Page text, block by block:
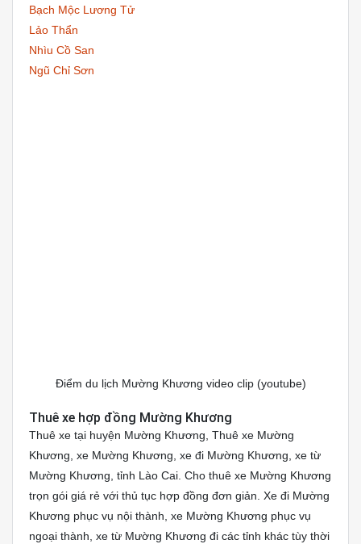
Bạch Mộc Lương Tử
Lảo Thẩn
Nhìu Cồ San
Ngũ Chỉ Sơn
Điểm du lịch Mường Khương video clip (youtube)
Thuê xe hợp đồng Mường Khương
Thuê xe tại huyện Mường Khương, Thuê xe Mường
Khương, xe Mường Khương, xe đi Mường Khương, xe từ
Mường Khương, tỉnh Lào Cai. Cho thuê xe Mường Khương
trọn gói giá rẻ với thủ tục hợp đồng đơn giản. Xe đi Mường
Khương phục vụ nội thành, xe Mường Khương phục vụ
ngoại thành, xe từ Mường Khương đi các tỉnh khác tùy thời